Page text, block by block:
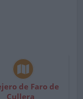
de Faro de
Cullera